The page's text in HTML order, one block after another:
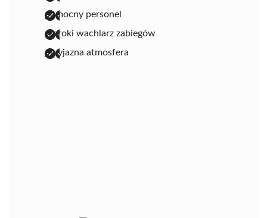
pomocny personel
szeroki wachlarz zabiegów
przyjazna atmosfera